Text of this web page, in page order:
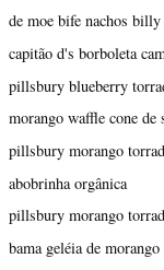
de moe bife nachos
capitão d's borboleta
pillsbury blueberry
morango waffle cone de
pillsbury morango
abobrinha orgânica
pillsbury morango
bama geléia de morango